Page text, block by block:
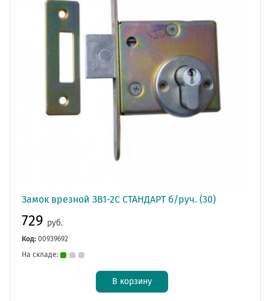
Замок врезной ЗВ1-2С СТАНДАРТ б/руч. (30)
729 руб.
Код: 00939692
На складе:
В корзину